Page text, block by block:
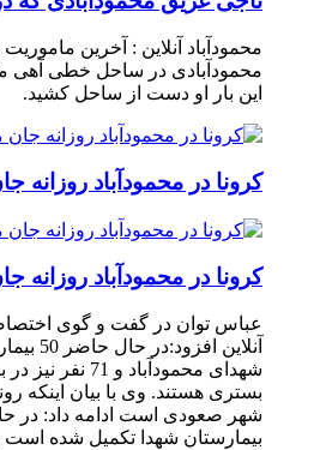
محمودآباد آنلاین : آخرین
محمودآبادی در ساحل خطی آهی
این بار او دست از ساحل کشید.
کرونا در محمودآباد روزانه
کرونا در محمودآباد روزانه
عباس توان در گفت و گوی
آنلاین
شهدای محمودآباد
بستری هستند. وی با بیان اینکه
شهر صعودی است ادامه داد: در
بیمارستان شهدا تکمیل شده